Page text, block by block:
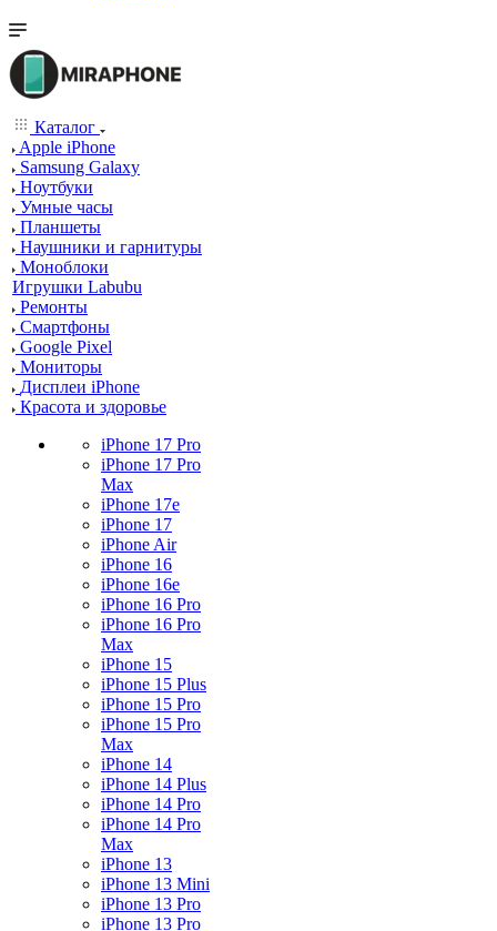
Каталог
Apple iPhone
Samsung Galaxy
Ноутбуки
Умные часы
Планшеты
Наушники и гарнитуры
Моноблоки
Игрушки Labubu
Ремонты
Смартфоны
Google Pixel
Мониторы
Дисплеи iPhone
Красота и здоровье
iPhone 17 Pro
iPhone 17 Pro
Max
iPhone 17e
iPhone 17
iPhone Air
iPhone 16
iPhone 16e
iPhone 16 Pro
iPhone 16 Pro
Max
iPhone 15
iPhone 15 Plus
iPhone 15 Pro
iPhone 15 Pro
Max
iPhone 14
iPhone 14 Plus
iPhone 14 Pro
iPhone 14 Pro
Max
iPhone 13
iPhone 13 Mini
iPhone 13 Pro
iPhone 13 Pro